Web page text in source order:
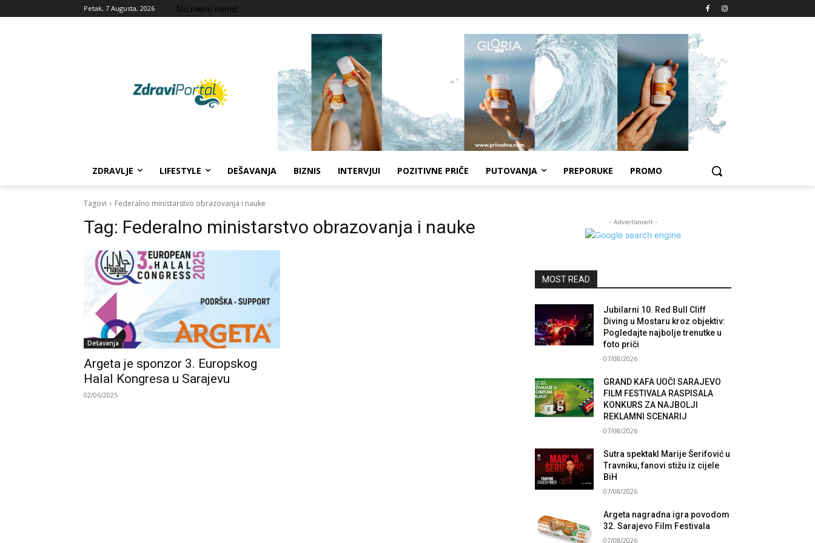
Petak, 7 Augusta, 2026 No menu items!
ZDRAVLJE LIFESTYLE DEŠAVANJA BIZNIS INTERVJUI POZITIVNE PRIČE PUTOVANJA PREPORUKE PROMO
Tagovi Federalno ministarstvo obrazovanja i nauke
Tag: Federalno ministarstvo obrazovanja i nauke
Dešavanja
Argeta je sponzor 3. Europskog
Halal Kongresa u Sarajevu
02/06/2025
- Advertisment -
MOST READ
Jubilarni 10. Red Bull Cliff
Diving u Mostaru kroz objektiv:
Pogledajte najbolje trenutke u
foto priči
07/08/2026
GRAND KAFA UOČI SARAJEVO
FILM FESTIVALA RASPISALA
KONKURS ZA NAJBOLJI
REKLAMNI SCENARIJ
07/08/2026
Sutra spektakl Marije Šerifović u
Travniku, fanovi stižu iz cijele
BiH
07/08/2026
Argeta nagradna igra povodom
32. Sarajevo Film Festivala
07/08/2026